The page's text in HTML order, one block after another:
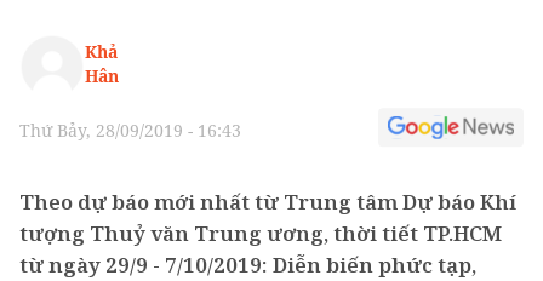
Khả
Hân
Thứ Bảy, 28/09/2019 - 16:43
Theo dự báo mới nhất từ Trung tâm Dự báo Khí
tượng Thuỷ văn Trung ương, thời tiết TP.HCM
từ ngày 29/9 - 7/10/2019: Diễn biến phức tạp,